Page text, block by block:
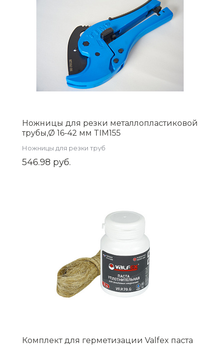
Ножницы для резки металлопластиковой
трубы,Ø 16-42 мм TIM155
Ножницы для резки труб
546.98 руб.
Комплект для герметизации Valfex паста